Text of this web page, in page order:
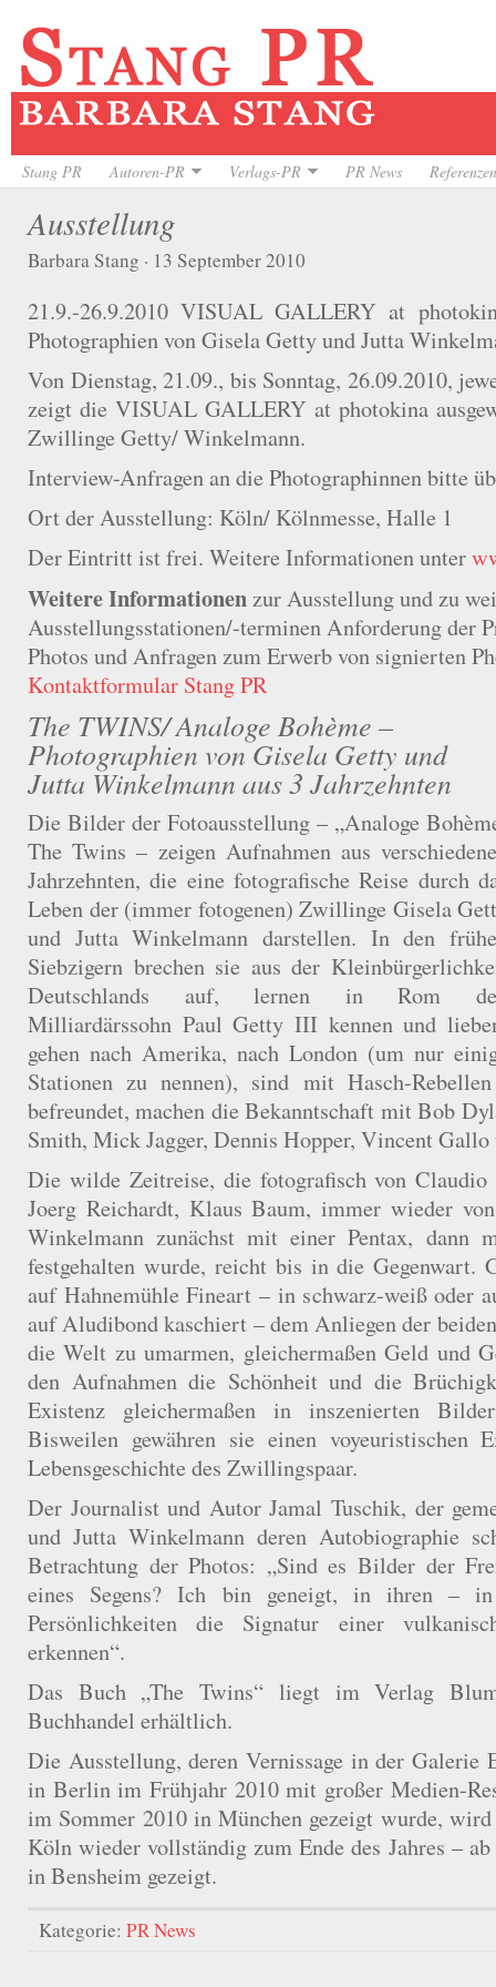
Stang PR Autoren-PR Verlags-PR PR News Referenzen
Ausstellung
Barbara Stang · 13 September 2010
21.9.-26.9.2010 VISUAL GALLERY at
Photographien von Gisela Getty und Jutta
Von Dienstag, 21.09., bis Sonntag, 26.09.2010,
zeigt die VISUAL GALLERY at photokina
Zwillinge Getty/ Winkelmann.
Interview-Anfragen an die Photographinnen bitte
Ort der Ausstellung: Köln/ Kölnmesse, Halle 1
Der Eintritt ist frei. Weitere Informationen unter
Weitere Informationenzur Ausstellung und zu
Ausstellungsstationen/-terminen Anforderung der
Photos und Anfragen zum Erwerb von signierten
Kontaktformular Stang PR
The TWINS/ Analoge Bohème –
Photographien von Gisela Getty und
Jutta Winkelmann aus 3 Jahrzehnten
Die Bilder der Fotoausstellung – „Analoge
The Twins – zeigen Aufnahmen aus
Jahrzehnten, die eine fotografische Reise durch
Leben der (immer fotogenen) Zwillinge Gisela
und Jutta Winkelmann darstellen. In den
Siebzigern brechen sie aus der
Deutschlands auf, lernen in Rom
Milliardärssohn Paul Getty III kennen und
gehen nach Amerika, nach London (um nur
Stationen zu nennen), sind mit Hasch-
befreundet, machen die Bekanntschaft mit Bob
Smith, Mick Jagger, Dennis Hopper, Vincent Gallo
Die wilde Zeitreise, die fotografisch von Claudio
Joerg Reichardt, Klaus Baum, immer wieder
Winkelmann zunächst mit einer Pentax, dann
festgehalten wurde, reicht bis in die Gegenwart.
auf Hahnemühle Fineart – in schwarz-weiß oder
auf Aludibond kaschiert – dem Anliegen der
die Welt zu umarmen, gleichermaßen Geld und
den Aufnahmen die Schönheit und die
Existenz gleichermaßen in inszenierten
Bisweilen gewähren sie einen
Lebensgeschichte des Zwillingspaar.
Der Journalist und Autor Jamal Tuschik, der
und Jutta Winkelmann deren Autobiographie
Betrachtung der Photos: „Sind es Bilder der
eines Segens? Ich bin geneigt, in ihren –
Persönlichkeiten die Signatur einer
erkennen“.
Das Buch „The Twins“ liegt im Verlag
Buchhandel erhältlich.
Die Ausstellung, deren Vernissage in der
in Berlin im Frühjahr 2010 mit großer Medien-
im Sommer 2010 in München gezeigt wurde,
Köln wieder vollständig zum Ende des Jahres –
in Bensheim gezeigt.
Kategorie: PR News